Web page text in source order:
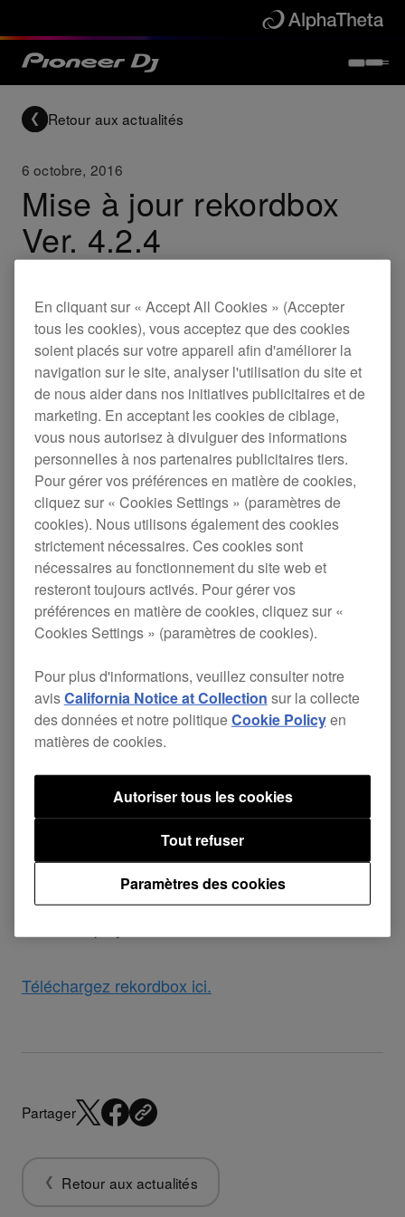
Retour aux actualités
6 octobre, 2016
Mise à jour rekordbox
Ver. 4.2.4
Updates rekordbox
Le problème ci-dessous a été constaté dans
rekordbox Ver.4.2.3
Veuillez faire la mise à jour de rekordbox vers
cette version (Ver.4.2.4)
N.B. : Quand vous synchronisez des playlists
qui n’étaient pas synchronisées dans la
Ver.4.2.3, veuillez d’abord décocher les
playlists non synchronisées et cliquer sur le
sélectionnez à nouveau les playlists non
synchronisées et cliquez sur le bouton pour
les synchroniser.
Changements
Problèmes réparés
Sync Manager ne synchronisait pas les
Téléchargez rekordbox ici.
Partager
Retour aux actualités
En cliquant sur « Accept All Cookies » (Accepter
tous les cookies), vous acceptez que des cookies
soient placés sur votre appareil afin d'améliorer la
navigation sur le site, analyser l'utilisation du site et
de nous aider dans nos initiatives publicitaires et de
marketing. En acceptant les cookies de ciblage,
vous nous autorisez à divulguer des informations
personnelles à nos partenaires publicitaires tiers.
Pour gérer vos préférences en matière de cookies,
cliquez sur « Cookies Settings » (paramètres de
cookies). Nous utilisons également des cookies
strictement nécessaires. Ces cookies sont
nécessaires au fonctionnement du site web et
resteront toujours activés. Pour gérer vos
préférences en matière de cookies, cliquez sur «
Cookies Settings » (paramètres de cookies).
Pour plus d'informations, veuillez consulter notre
avisCalifornia Notice at Collection sur la collecte
des données et notre politiqueCookie Policyen
matières de cookies.
Paramètres des cookies
Tout refuser
Autoriser tous les cookies